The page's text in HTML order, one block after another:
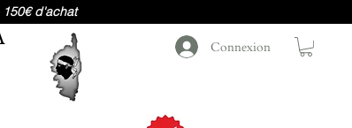
d'achat
Connexion